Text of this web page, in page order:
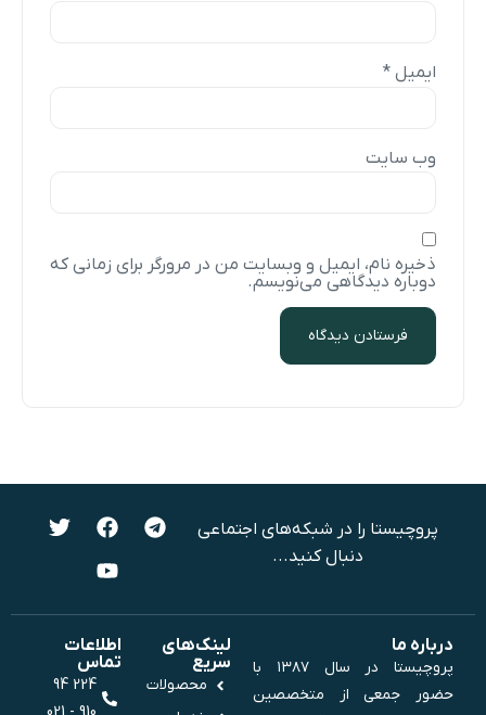
ایمیل*
وب‌ سایت
ذخیره نام، ایمیل و وبسایت من در مرورگر برای زمانی که
دوباره دیدگاهی می‌نویسم.
پروچیستا را در شبکه‌های اجتماعی
دنبال کنید...
درباره ما
پروچیستا در سال ۱۳۸۷ با
حضور جمعی از متخصصین
لینک‌های
سریع
محصولات
اطلاعات
تماس
224 94